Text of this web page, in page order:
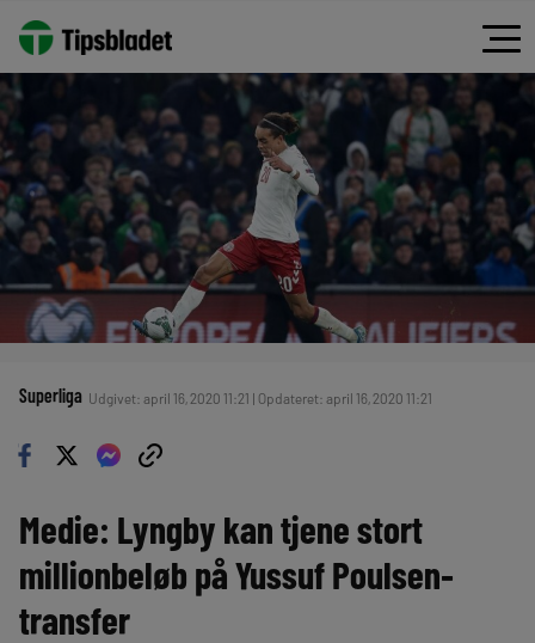
Superliga Udgivet: april 16, 2020 11:21 | Opdateret: april 16, 2020 11:21
Medie: Lyngby kan tjene stort
millionbeløb på Yussuf Poulsen-
transfer